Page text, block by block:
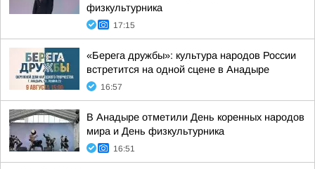
физкультурника
17:15
«Берега дружбы»: культура народов России
встретится на одной сцене в Анадыре
16:57
В Анадыре отметили День коренных народов
мира и День физкультурника
16:51